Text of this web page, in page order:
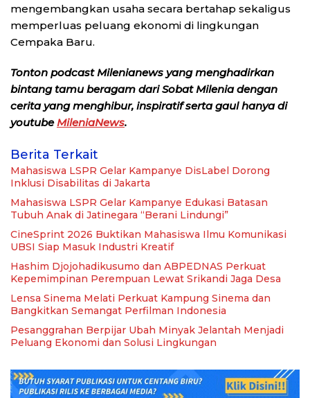
mengembangkan usaha secara bertahap sekaligus
memperluas peluang ekonomi di lingkungan
Cempaka Baru.
Tonton podcast Milenianews yang menghadirkan
bintang tamu beragam dari Sobat Milenia dengan
cerita yang menghibur, inspiratif serta gaul hanya di
youtubeMileniaNews.
Berita Terkait
Mahasiswa LSPR Gelar Kampanye DisLabel Dorong
Inklusi Disabilitas di Jakarta
Mahasiswa LSPR Gelar Kampanye Edukasi Batasan
Tubuh Anak di Jatinegara “Berani Lindungi”
CineSprint 2026 Buktikan Mahasiswa Ilmu Komunikasi
UBSI Siap Masuk Industri Kreatif
Hashim Djojohadikusumo dan ABPEDNAS Perkuat
Kepemimpinan Perempuan Lewat Srikandi Jaga Desa
Lensa Sinema Melati Perkuat Kampung Sinema dan
Bangkitkan Semangat Perfilman Indonesia
Pesanggrahan Berpijar Ubah Minyak Jelantah Menjadi
Peluang Ekonomi dan Solusi Lingkungan